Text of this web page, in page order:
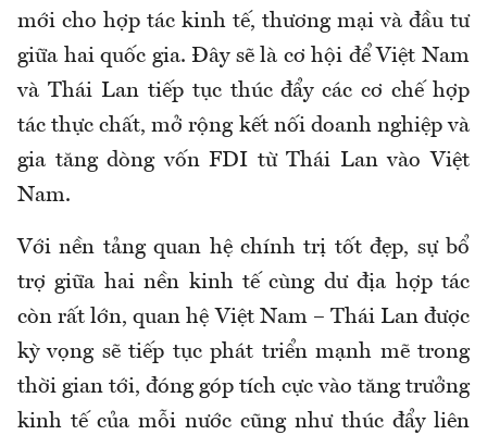
mới cho hợp tác kinh tế, thương mại và đầu tư
giữa hai quốc gia. Đây sẽ là cơ hội để Việt Nam
và Thái Lan tiếp tục thúc đẩy các cơ chế hợp
tác thực chất, mở rộng kết nối doanh nghiệp và
gia tăng dòng vốn FDI từ Thái Lan vào Việt
Nam.
Với nền tảng quan hệ chính trị tốt đẹp, sự bổ
trợ giữa hai nền kinh tế cùng dư địa hợp tác
còn rất lớn, quan hệ Việt Nam – Thái Lan được
kỳ vọng sẽ tiếp tục phát triển mạnh mẽ trong
thời gian tới, đóng góp tích cực vào tăng trưởng
kinh tế của mỗi nước cũng như thúc đẩy liên